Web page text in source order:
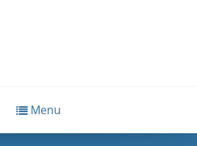
Menu